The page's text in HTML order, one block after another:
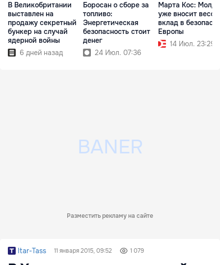
В Великобритании
выставлен на
продажу секретный
бункер на случай
ядерной войны
6 дней назад
Боросан о сборе за
топливо:
Энергетическая
безопасность стоит
денег
24 Июл. 07:36
Марта Кос:
уже вносит
вклад в
Европы
14 Июл. 23:29
Разместить рекламу на сайте
Itar-Tass 11 января 2015, 09:52 1 079